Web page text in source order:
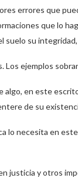
errores que
que lo
su
Los ejemplos
algo, en este
de su
lo necesita en
justicia y otros